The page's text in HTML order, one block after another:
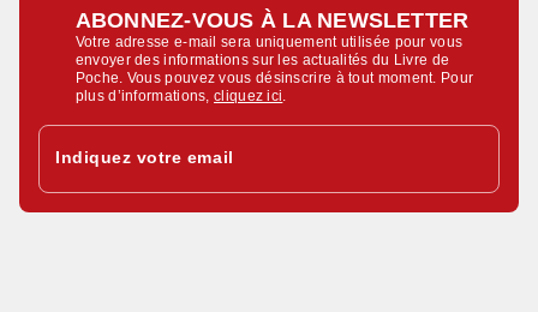
ABONNEZ-VOUS À LA NEWSLETTER
Votre adresse e-mail sera uniquement utilisée pour vous
envoyer des informations sur les actualités du Livre de
Poche. Vous pouvez vous désinscrire à tout moment. Pour
plus d’informations,cliquez ici
Indiquez votre email